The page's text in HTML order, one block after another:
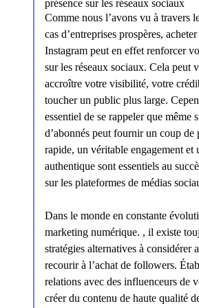
présence sur les réseaux sociaux
Comme nous l’avons vu à travers
cas d’entreprises prospères,
Instagram peut en effet renforcer
sur les réseaux sociaux. Cela peut
accroître votre visibilité, votre
toucher un public plus large.
essentiel de se rappeler que même
d’abonnés peut fournir un coup de
rapide, un véritable engagement et
authentique sont essentiels au
sur les plateformes de médias
Dans le monde en constante
marketing numérique. , il existe
stratégies alternatives à considérer
recourir à l’achat de followers.
relations avec des influenceurs de
créer du contenu de haute qualité